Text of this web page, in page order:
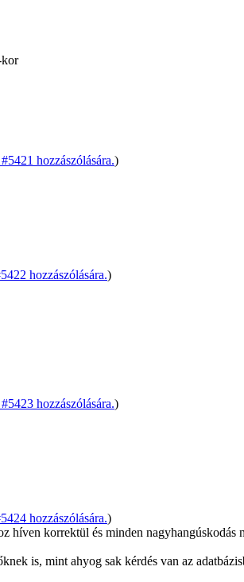
kor
hozzászólására.)
hozzászólására.)
hozzászólására.)
hozzászólására.)
híven korrektül és minden nagyhangúskodás
is, mint ahyog sak kérdés van az